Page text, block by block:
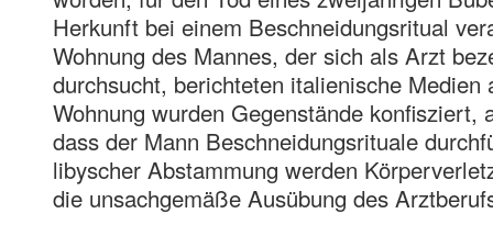
Herkunft bei einem Beschneidungsritual
Wohnung des Mannes, der sich als Arzt
durchsucht, berichteten italienische Medien
Wohnung wurden Gegenstände konfisziert,
dass der Mann Beschneidungsrituale
libyscher Abstammung werden
die unsachgemäße Ausübung des